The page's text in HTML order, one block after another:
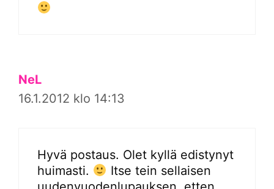
NeL
16.1.2012 klo 14:13
Hyvä postaus. Olet kyllä edistynyt
huimasti.
Itse tein sellaisen